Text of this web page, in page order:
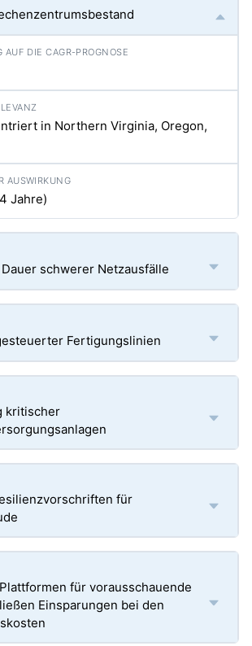
in Northern Virginia, Oregon,
Jahre)
schwerer Netzausfälle
Fertigungslinien
kritischer
für
für vorausschauende
Einsparungen bei den